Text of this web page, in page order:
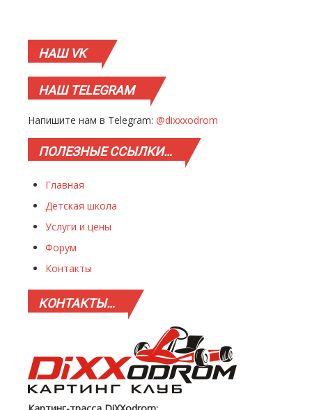
НАШVK
НАШTELEGRAM
Напишите нам в Telegram: @dixxxodrom
ПОЛЕЗНЫЕССЫЛКИ…
Главная
Детская школа
Услуги и цены
Форум
Контакты
КОНТАКТЫ…